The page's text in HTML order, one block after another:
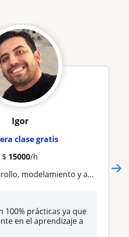
Igor
clase gratis
$ 15000/h
de Bases de Datos nivel básico, medio y avanzado
100% prácticas ya que
a